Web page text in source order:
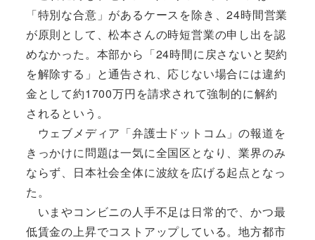
「特別な合意」があるケースを除き、24時間営業
が原則として、松本さんの時短営業の申し出を認
めなかった。本部から「24時間に戻さないと契約
を解除する」と通告され、応じない場合には違約
金として約1700万円を請求されて強制的に解約
されるという。
ウェブメディア「弁護士ドットコム」の報道を
きっかけに問題は一気に全国区となり、業界のみ
ならず、日本社会全体に波紋を広げる起点となっ
た。
いまやコンビニの人手不足は日常的で、かつ最
低賃金の上昇でコストアップしている。地方都市